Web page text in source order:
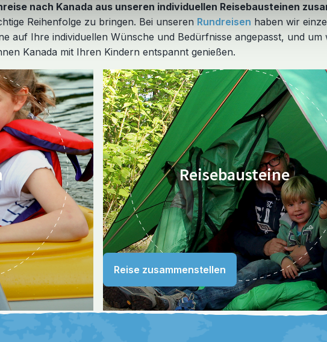
nach Kanada aus unseren individuellen Reisebausteinen
Reihenfolge zu bringen. Bei unseren Rundreisen haben wir
auf Ihre individuellen Wünsche und Bedürfnisse angepasst, und
Kanada mit Ihren Kindern entspannt genießen.
Reisebausteine
Reise zusammenstellen